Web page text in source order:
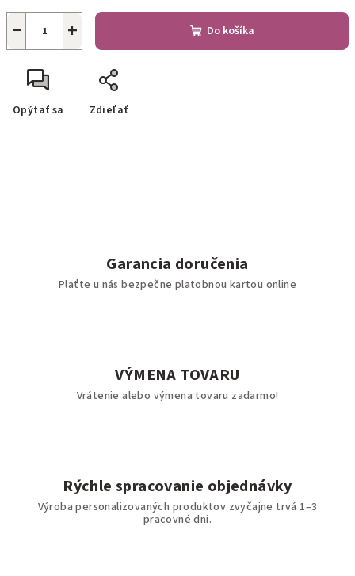
+
− Do košíka
Opýtať sa Zdieľať
Garancia doručenia
Plaťte u nás bezpečne platobnou kartou online
VÝMENA TOVARU
Vrátenie alebo výmena tovaru zadarmo!
Rýchle spracovanie objednávky
Výroba personalizovaných produktov zvyčajne trvá 1–3
pracovné dni.